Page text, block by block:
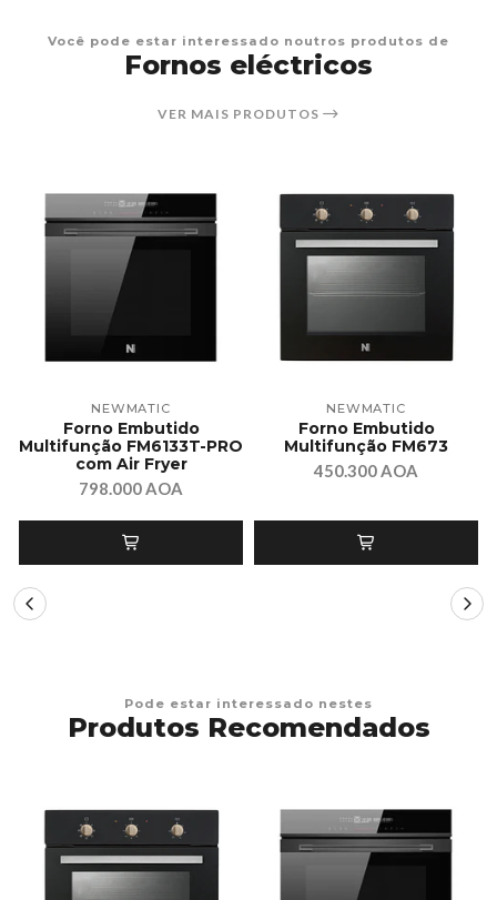
Você pode estar interessado noutros produtos de
Fornos eléctricos
VER MAIS PRODUTOS
NEWMATIC
Forno Embutido
Multifunção FM6133T-PRO
com Air Fryer
798.000 AOA
NEWMATIC
Forno Embutido
Multifunção FM673
450.300 AOA
Pode estar interessado nestes
Produtos Recomendados